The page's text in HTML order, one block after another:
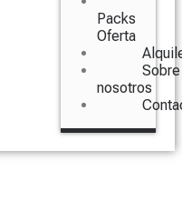
Packs
Oferta
Sobre
nosotros